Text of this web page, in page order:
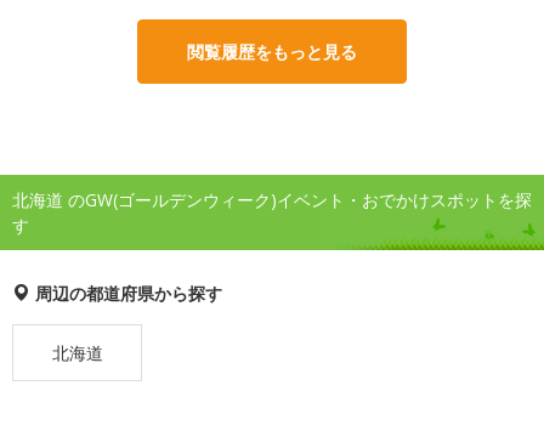
閲覧履歴をもっと見る
北海道 のGW(ゴールデンウィーク)イベント・おでかけスポットを探
す
周辺の都道府県から探す
北海道